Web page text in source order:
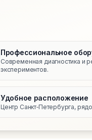
Профессиональное
Современная диагностика и
экспериментов.
Удобное расположение
Центр Санкт‑Петербурга,